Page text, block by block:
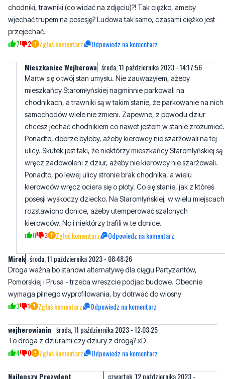
7 2 Zgłoś komentarz Odpowiedz na komentarz
Mieszkaniec Wejherowa
Martw się o twój stan umysłu. Nie zauważyłem, ażeby
chodnikach, a trawniki są w takim stanie, że parkowanie na nich
samochodów wiele nie zmieni. Zapewne, z powodu dziur
chcesz jechać chodnikiem co nawet jestem w stanie zrozumieć.
Ponadto, dobrze byłoby, ażeby kierowcy nie szarżowali na tej
ulicy. Skutek jest taki, że niektórzy mieszkańcy Staromłyńskiej są
wręcz zadowoleni z dziur, ażeby nie kierowcy nie szarżowali.
Ponadto, po lewej ulicy stronie brak chodnika, a wielu
kierowców wręcz ociera się o płoty. Co się stanie, jak z któreś
posesji wyskoczy dziecko. Na Staromłyńskiej, w wielu miejscach
rozstawiono donice, ażeby utemperować szalonych
kierowców. No i niektórzy trafili w te donice.
0 3 Zgłoś komentarz Odpowiedz na komentarz
Mirek środa, 11 października 2023 - 08:48:26
Droga ważna bo stanowi alternatywę dla ciągu Partyzantów,
wymaga pilnego wyprofilowania, by dotrwać do wiosny
3 1 Zgłoś komentarz Odpowiedz na komentarz
wejherowianin środa, 11 października 2023 - 12:03:25
To droga z dziurami czy dziury z drogą? xD
Najlepszy Prezydent
Wejherowa
czwartek, 12 października 2023 -
04:14:00
Ogrodów bo płaczecie jak panienki.